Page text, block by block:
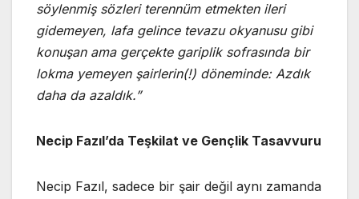
söylenmiş sözleri terennüm etmekten ileri
gidemeyen, lafa gelince tevazu okyanusu gibi
konuşan ama gerçekte gariplik sofrasında bir
lokma yemeyen şairlerin(!) döneminde: Azdık
daha da azaldık.”
Necip Fazıl’da Teşkilat ve Gençlik Tasavvuru
Necip Fazıl, sadece bir şair değil aynı zamanda